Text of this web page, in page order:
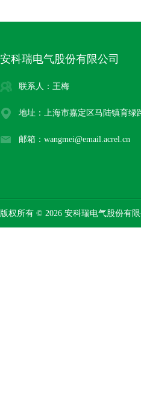
安科瑞电气股份有限公司
联系人：王梅
地址：上海市嘉定区马陆镇育绿
邮箱：wangmei@email.acrel.cn
版权所有 © 2026 安科瑞电气股份有